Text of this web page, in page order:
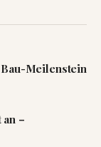
Bau-Meilenstein
–